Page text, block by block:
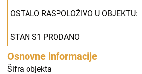
OSTALO RASPOLOŽIVO U OBJEKTU:
STAN S1 PRODANO
Osnovne informacije
Šifra objekta